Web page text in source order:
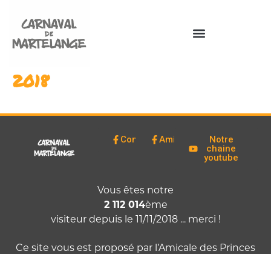
2018
Comité Amicale
Notre
chaine
youtube
Vous êtes notre
2 112 014ème
visiteur depuis le 11/11/2018 ... merci !
Ce site vous est proposé par l’Amicale des Princes